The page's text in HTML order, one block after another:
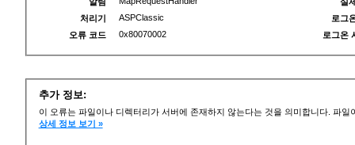
처리기
ASPClassic
오류 코드
0x80070002
로그
로그온
추가 정보:
이 오류는 파일이나 디렉터리가 서버에 존재하지 않는다는 것을 의미합니다. 파
상세 정보 보기 »